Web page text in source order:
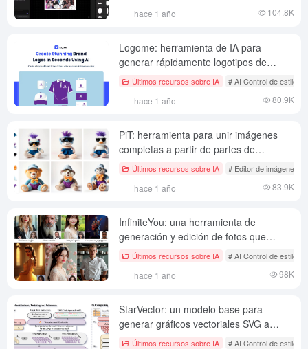
hace 1 año 104.8K
Logome: herramienta de IA para
generar rápidamente logotipos de
marca profesionales
Últimos recursos sobre IA # AI Control de estilo
hace 1 año 80.9K
PiT: herramienta para unir imágenes
completas a partir de partes de
imágenes (no abierta)
Últimos recursos sobre IA # Editor de imágenes AI
hace 1 año 83.9K
InfiniteYou: una herramienta de
generación y edición de fotos que
conserva los rasgos faciales
Últimos recursos sobre IA # AI Control de estilo
hace 1 año 98K
StarVector: un modelo base para
generar gráficos vectoriales SVG a
partir de imágenes y texto
Últimos recursos sobre IA # AI Control de estilo